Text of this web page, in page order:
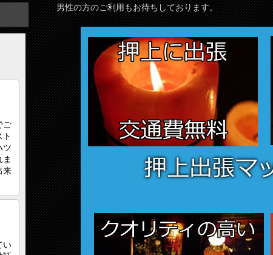
男性の方のご利用もお待ちしております。